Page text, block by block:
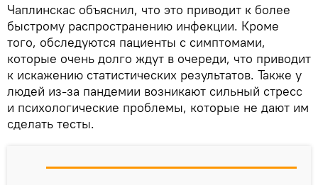
Чаплинскас объяснил, что это приводит к более
быстрому распространению инфекции. Кроме
того, обследуются пациенты с симптомами,
которые очень долго ждут в очереди, что приводит
к искажению статистических результатов. Также у
людей из-за пандемии возникают сильный стресс
и психологические проблемы, которые не дают им
сделать тесты.